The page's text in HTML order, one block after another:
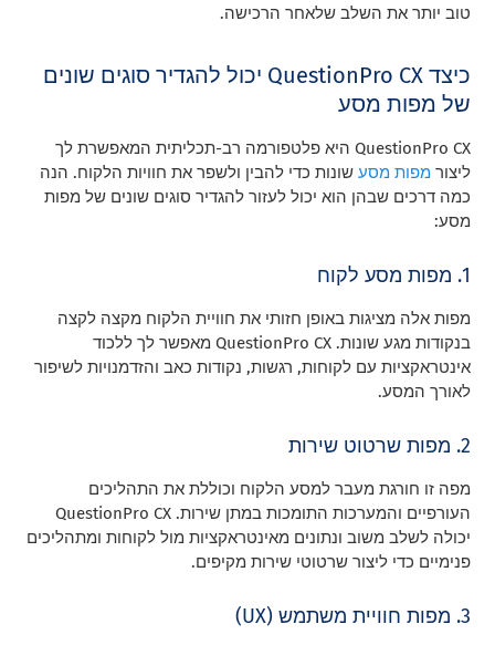
טוב יותר את השלב שלאחר הרכישה.
כיצד QuestionPro CX יכול להגדיר סוגים שונים
של מפות מסע
QuestionPro CX היא פלטפורמה רב-תכליתית המאפשרת לך
ליצורמפות מסע שונות כדי להבין ולשפר את חוויות הלקוח. הנה
כמה דרכים שבהן הוא יכול לעזור להגדיר סוגים שונים של מפות
מסע:
1. מפות מסע לקוח
מפות אלה מציגות באופן חזותי את חוויית הלקוח מקצה לקצה
בנקודות מגע שונות. QuestionPro CX מאפשר לך ללכוד
אינטראקציות עם לקוחות, רגשות, נקודות כאב והזדמנויות לשיפור
לאורך המסע.
2. מפות שרטוט שירות
מפה זו חורגת מעבר למסע הלקוח וכוללת את התהליכים
העורפיים והמערכות התומכות במתן שירות. QuestionPro CX
יכולה לשלב משוב ונתונים מאינטראקציות מול לקוחות ומתהליכים
פנימיים כדי ליצור שרטוטי שירות מקיפים.
3. מפות חוויית משתמש (UX)